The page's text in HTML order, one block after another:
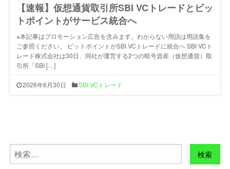
【速報】仮想通貨取引所SBI VCトレードとビッ
トポイントがサービス統合へ
※本記事はプロモーション広告を含みます。わからない用語は用語集を
ご参照ください。 ビットポイントがSBI VCトレードに統合へ SBI VCト
レード株式会社は30日、同社が運営する2つの暗号資産（仮想通貨）取
引所「SBI […]
2026年6月30日 SBI VCトレード
検
索: